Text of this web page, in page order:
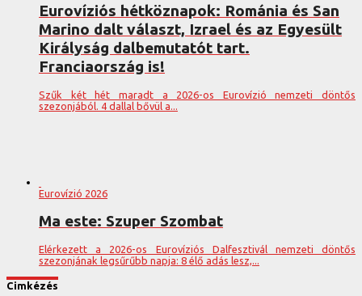
Eurovíziós hétköznapok: Románia és San
Marino dalt választ, Izrael és az Egyesült
Királyság dalbemutatót tart.
Franciaország is!
Szűk két hét maradt a 2026-os Eurovízió nemzeti döntős
szezonjából. 4 dallal bővül a...
Eurovízió 2026
Ma este: Szuper Szombat
Elérkezett a 2026-os Eurovíziós Dalfesztivál nemzeti döntős
szezonjának legsűrűbb napja: 8 élő adás lesz,...
Cimkézés